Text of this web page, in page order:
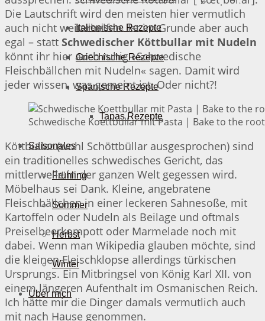
Italienische Rezepte
Griechische Rezepte
Spanische Rezepte
Tapas Rezepte
Saisonales
Frühling
Sommer
Herbst
Winter
Über mich
Die Lautschrift wird den meisten hier vermutlich
auch nicht weiterhelfen. Ist im Grunde aber auch
egal – statt Schwedischer Köttbullar mit Nudeln
könnt ihr hier auch ruhig »Schwedische
Fleischbällchen mit Nudeln« sagen. Damit wird
jeder wissen, was gemeint ist. Oder nicht?!
Schwedische Koettbullar mit Pasta | Bake to the
Köttbullar (wohl Schöttbüllar ausgesprochen) sind
ein traditionelles schwedisches Gericht, das
mittlerweile in der ganzen Welt gegessen wird.
Möbelhaus sei Dank. Kleine, angebratene
Fleischbällchen in einer leckeren Sahnesoße, mit
Kartoffeln oder Nudeln als Beilage und oftmals
Preiselbeerkompott oder Marmelade noch mit
dabei. Wenn man Wikipedia glauben möchte, sind
die kleinen Fleischklopse allerdings türkischen
Ursprungs. Ein Mitbringsel von König Karl XII. von
einem längeren Aufenthalt im Osmanischen Reich.
Ich hätte mir die Dinger damals vermutlich auch
mit nach Hause genommen.